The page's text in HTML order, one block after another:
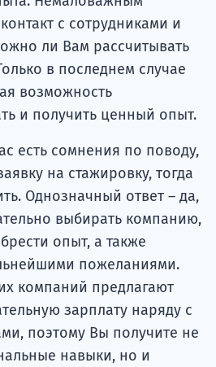
с сотрудниками и
ли Вам рассчитывать
в последнем случае
возможность
и получить ценный опыт.
есть сомнения по поводу,
на стажировку, тогда
Однозначный ответ – да,
выбирать компанию,
опыт, а также
пожеланиями.
компаний предлагают
зарплату наряду с
поэтому Вы получите не
навыки, но и